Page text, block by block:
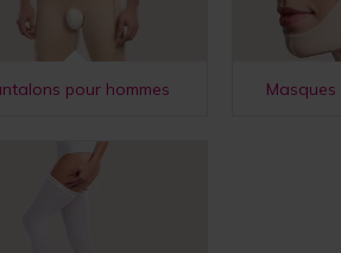
pour hommes